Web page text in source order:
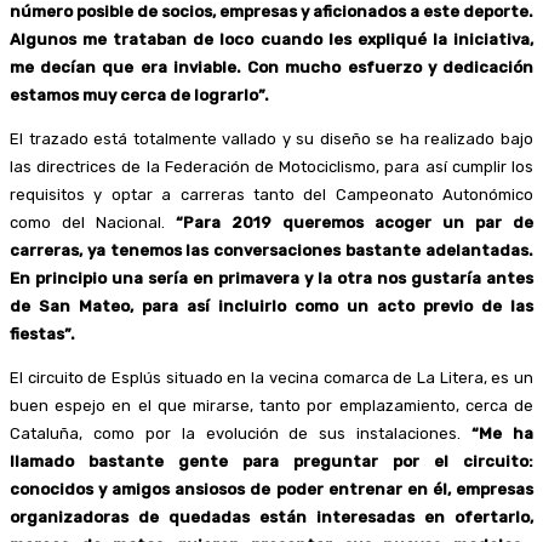
número posible de socios, empresas y aficionados a este deporte.
Algunos me trataban de loco cuando les expliqué la iniciativa,
me decían que era inviable. Con mucho esfuerzo y dedicación
estamos muy cerca de lograrlo”.
El trazado está totalmente vallado y su diseño se ha realizado bajo
las directrices de la Federación de Motociclismo, para así cumplir los
requisitos y optar a carreras tanto del Campeonato Autonómico
como del Nacional.
“Para 2019 queremos acoger un par de
carreras, ya tenemos las conversaciones bastante adelantadas.
En principio una sería en primavera y la otra nos gustaría antes
de San Mateo, para así incluirlo como un acto previo de las
fiestas”.
El circuito de Esplús situado en la vecina comarca de La Litera, es un
buen espejo en el que mirarse, tanto por emplazamiento, cerca de
Cataluña, como por la evolución de sus instalaciones.
“Me ha
llamado bastante gente para preguntar por el circuito:
conocidos y amigos ansiosos de poder entrenar en él, empresas
organizadoras de quedadas están interesadas en ofertarlo,